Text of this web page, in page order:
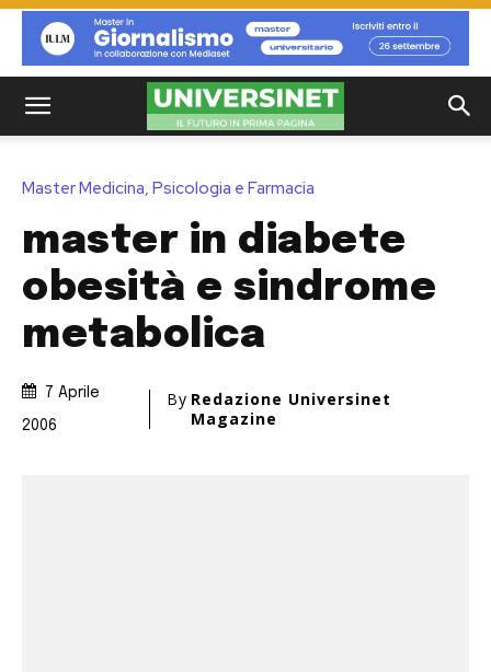
Master Medicina, Psicologia e Farmacia
master in diabete
obesità e sindrome
metabolica
7 Aprile
2006
By Redazione Universinet
Magazine